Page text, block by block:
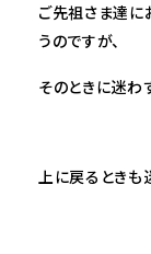
ご先祖さま達に
うのですが、
そのときに迷わ
上に戻るときも